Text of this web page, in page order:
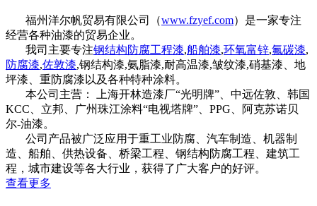
福州洋尔帆贸易有限公司（www.fzyef.com）是一家专注
经营各种油漆的贸易企业。
我司主要专注钢结构防腐工程漆,船舶漆,环氧富锌,氟碳漆,
防腐漆,佐敦漆,钢结构漆,氨脂漆,耐高温漆,皱纹漆,硝基漆、地
坪漆、重防腐漆以及各种特种涂料。
本公司主营： 上海开林造漆厂“光明牌”、中远佐敦、韩国
KCC、立邦、广州珠江涂料“电视塔牌”、PPG、阿克苏诺贝
尔-油漆。
公司产品被广泛应用于重工业防腐、汽车制造、机器制
造、船舶、供热设备、桥梁工程、钢结构防腐工程、建筑工
程，城市建设等各大行业，获得了广大客户的好评。
查看更多